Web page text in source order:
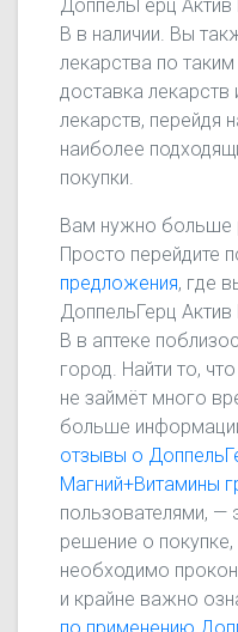
ДоппельГерц
В в наличии. Вы
лекарства по
доставка лекарств
лекарств, перейдя
наиболее
покупки.
Вам нужно больше
Просто перейдите
предложения, где
ДоппельГерц
В в аптеке
город. Найти то,
не займёт много
больше
отзывы о
Магний+Витамины
пользователями, —
решение о
необходимо
и крайне важно